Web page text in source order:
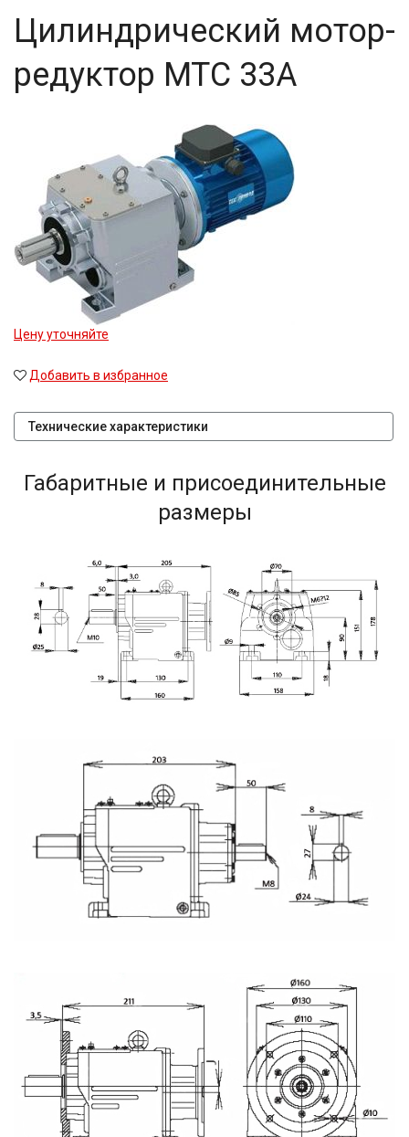
Цилиндрический мотор-
редуктор MTC 33A
Цену уточняйте
Добавить в избранное
Технические характеристики
Габаритные и присоединительные
размеры